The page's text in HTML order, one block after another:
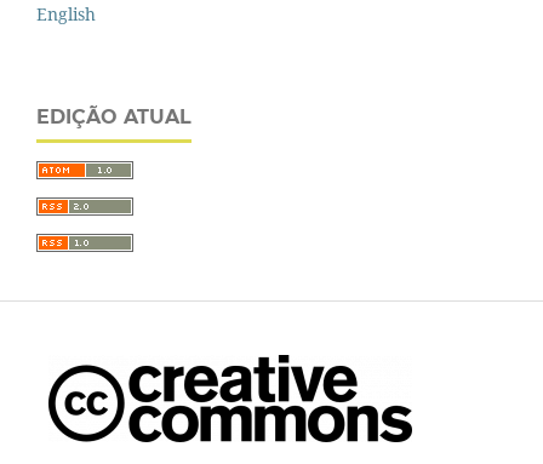
English
EDIÇÃO ATUAL